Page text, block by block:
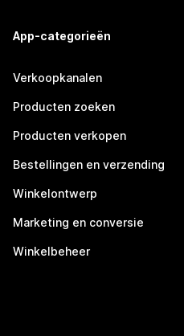
App-categorieën
Verkoopkanalen
Producten zoeken
Producten verkopen
Bestellingen en verzending
Winkelontwerp
Marketing en conversie
Winkelbeheer